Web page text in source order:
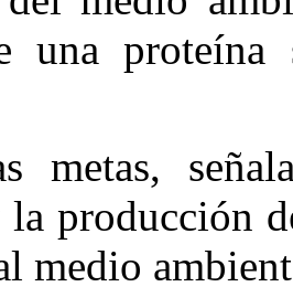
una proteína
metas,
la producción
medio